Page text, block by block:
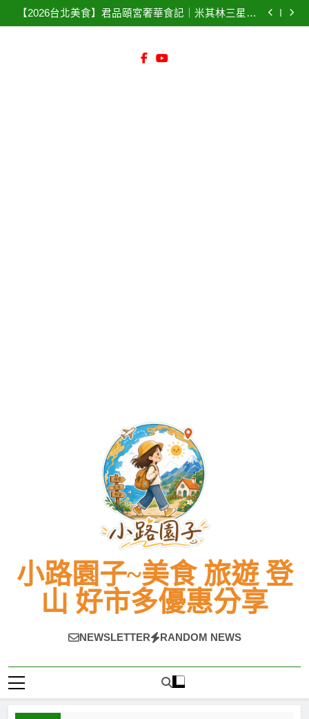
to
南！透明標價不踩雷高CP值推薦 – 旅遊美食首選
無糖檸檬汁新上市~ (附2026最新價格表、停車攻略) 棒
【2026台北美食】君品頤宮奢華食記｜米其林三星八
連霸神話！傳奇火焰片皮鴨、預訂隱藏版菜單、必點
好市多 Costco 7/6~7/31平日限定優惠 #2026好市多
南！透明標價不踩雷高CP值推薦 – 旅遊美食首選
【花蓮新城必喝】佳興檸檬汁：連皮打的酸甜奇蹟！
無糖檸檬汁新上市~ (附2026最新價格表、停車攻略) 棒
【2026台北美食】君品頤宮奢華食記｜米其林三星八
小路園子~美食 旅遊 登
山 好市多優惠分享
~（*'∀`*）~♡ 就愛美食，旅遊，登山，人生快樂與否?由
NEWSLETTER RANDOM NEWS